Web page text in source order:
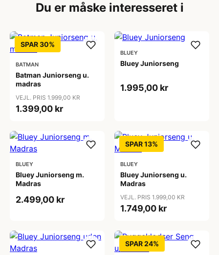
Du er måske interesseret i
SPAR 30%
BATMAN
Batman Juniorseng u.
madras
VEJL. PRIS 1.999,00 KR
1.399,00 kr
BLUEY
Bluey Juniorseng
1.995,00 kr
BLUEY
Bluey Juniorseng m.
Madras
2.499,00 kr
SPAR 13%
BLUEY
Bluey Juniorseng u.
Madras
VEJL. PRIS 1.999,00 KR
1.749,00 kr
SPAR 24%